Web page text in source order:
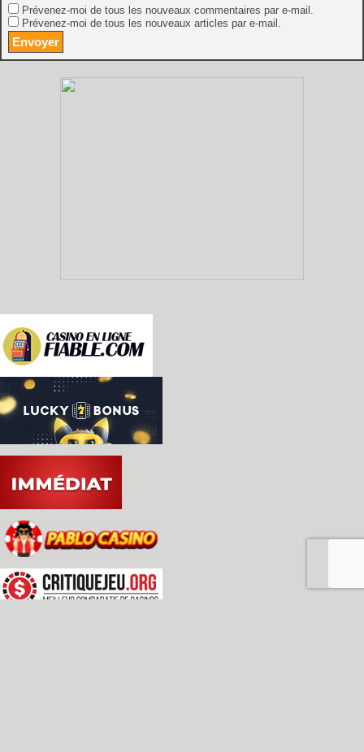
Prévenez-moi de tous les nouveaux commentaires par e-mail.
Prévenez-moi de tous les nouveaux articles par e-mail.